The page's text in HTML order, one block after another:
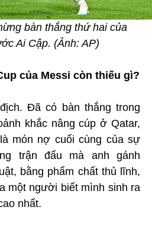
bàn thắng thứ hai của
Ai Cập. (Ảnh: AP)
của Messi còn thiếu gì?
Đã có bàn thắng trong
khắc nâng cúp ở Qatar,
món nợ cuối cùng của sự
trận đấu mà anh gánh
bằng phẩm chất thủ lĩnh,
một người biết mình sinh ra
nhất.